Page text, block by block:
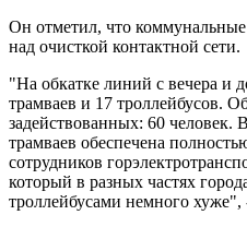
Он отметил, что
над очисткой контактной сети.
"На обкатке линий с вечера и
трамваев и 17 троллейбусов.
задействованных: 60 человек.
трамваев обеспечена
сотрудников
который в разных частях
троллейбусами немного